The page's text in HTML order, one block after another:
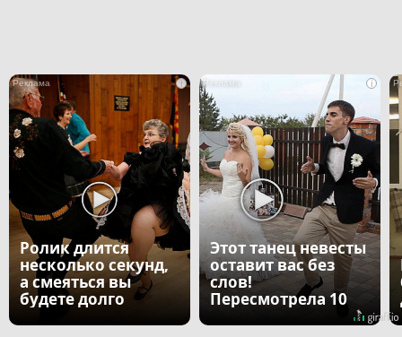
i
Ролик длится
несколько секунд,
а смеяться вы
будете долго
i
Этот танец невесты
оставит вас без
слов!
Пересмотрела 10